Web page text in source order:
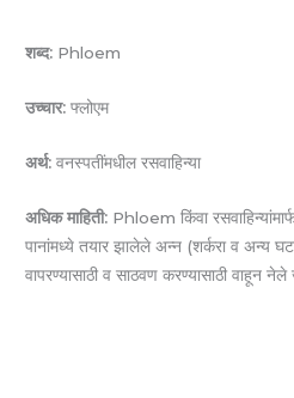
शब्द: Phloem
उच्चार: फ्लोएम
अर्थ: वनस्पतींमधील रसवाहिन्या
अधिक माहिती: Phloem किंवा
पानांमध्ये तयार झालेले अन्न (शर्करा व अन्य
वापरण्यासाठी व साठवण करण्यासाठी वाहून नेले